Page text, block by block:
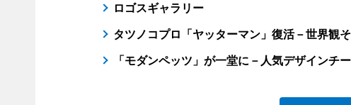
ロゴスギャラリー
タツノコプロ「ヤッターマン」復活－世界観
「モダンペッツ」が一堂に－人気デザインチ